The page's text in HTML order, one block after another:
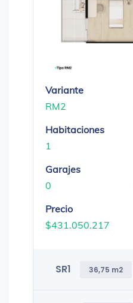
Variante
RM2
Habitaciones
1
Garajes
0
Precio
$431.050.217
SR1 36,75 m2